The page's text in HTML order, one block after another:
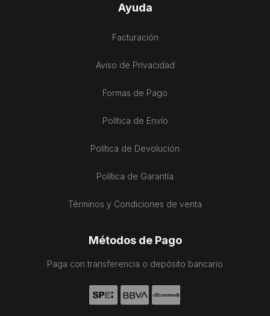
Ayuda
Facturación
Aviso de Privacidad
Formas de Pago
Política de Envío
Política de Devolución
Política de Garantía
Términos y Condiciones de venta
Métodos de Pago
Paga con transferencia o depósito bancario